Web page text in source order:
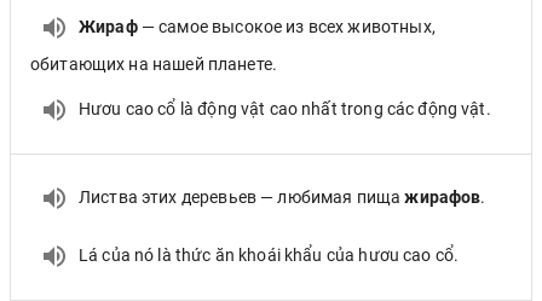
Жираф— самое высокое из всех животных,
обитающих на нашей планете.
Hươu cao cổ là động vật cao nhất trong các động vật.
Листва этих деревьев — любимая пищажирафов.
Lá của nó là thức ăn khoái khẩu của hươu cao cổ.